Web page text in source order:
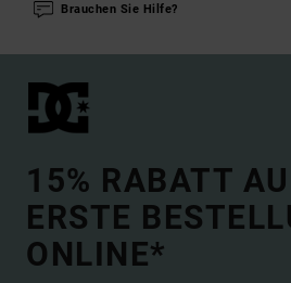
Brauchen Sie Hilfe?
15% RABATT
ERSTE
ONLINE*